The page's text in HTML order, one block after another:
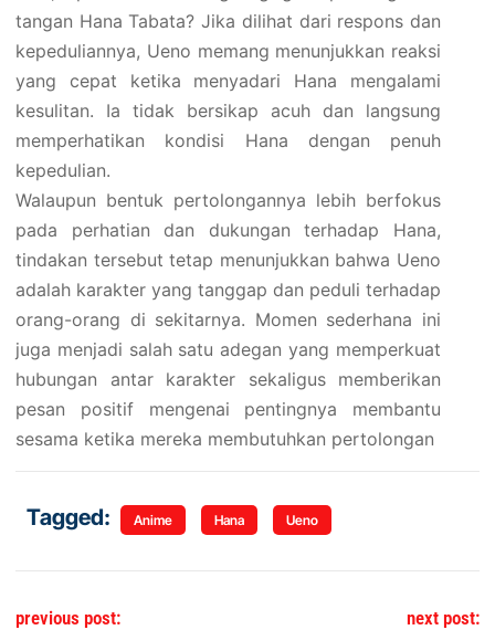
tangan Hana Tabata? Jika dilihat dari respons dan
kepeduliannya, Ueno memang menunjukkan reaksi
yang cepat ketika menyadari Hana mengalami
kesulitan. Ia tidak bersikap acuh dan langsung
memperhatikan kondisi Hana dengan penuh
kepedulian.
Walaupun bentuk pertolongannya lebih berfokus
pada perhatian dan dukungan terhadap Hana,
tindakan tersebut tetap menunjukkan bahwa Ueno
adalah karakter yang tanggap dan peduli terhadap
orang-orang di sekitarnya. Momen sederhana ini
juga menjadi salah satu adegan yang memperkuat
hubungan antar karakter sekaligus memberikan
pesan positif mengenai pentingnya membantu
sesama ketika mereka membutuhkan pertolongan
Tagged: Anime Hana Ueno
Navigasi pos
previous post:
next post: